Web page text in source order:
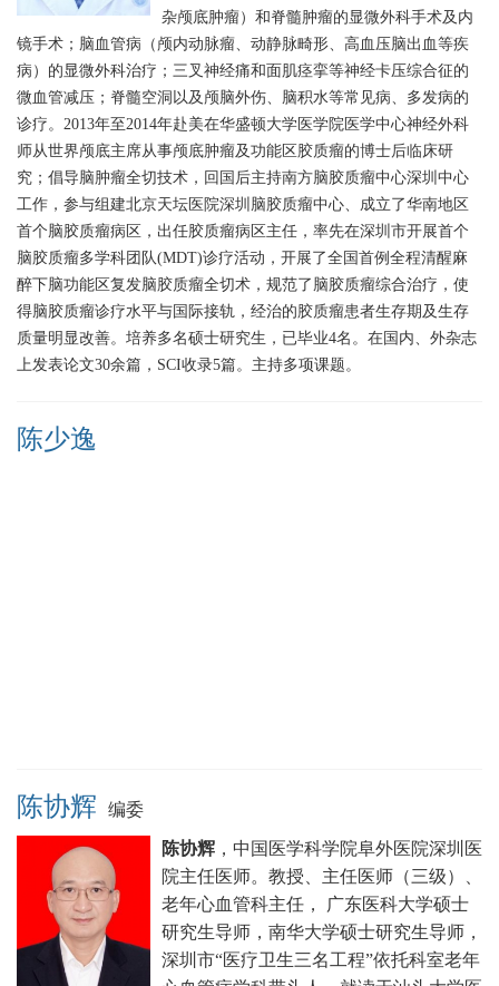
杂颅底肿瘤）和脊髓肿瘤的显微外科手术及内
镜手术；脑血管病（颅内动脉瘤、动静脉畸形、高血压脑出血等疾
病）的显微外科治疗；三叉神经痛和面肌痉挛等神经卡压综合征的
微血管减压；脊髓空洞以及颅脑外伤、脑积水等常见病、多发病的
诊疗。2013年至2014年赴美在华盛顿大学医学院医学中心神经外科
师从世界颅底主席从事颅底肿瘤及功能区胶质瘤的博士后临床研
究；倡导脑肿瘤全切技术，回国后主持南方脑胶质瘤中心深圳中心
工作，参与组建北京天坛医院深圳脑胶质瘤中心、成立了华南地区
首个脑胶质瘤病区，出任胶质瘤病区主任，率先在深圳市开展首个
脑胶质瘤多学科团队(MDT)诊疗活动，开展了全国首例全程清醒麻
醉下脑功能区复发脑胶质瘤全切术，规范了脑胶质瘤综合治疗，使
得脑胶质瘤诊疗水平与国际接轨，经治的胶质瘤患者生存期及生存
质量明显改善。培养多名硕士研究生，已毕业4名。在国内、外杂志
上发表论文30余篇，SCI收录5篇。主持多项课题。
陈少逸
陈协辉 编委
陈协辉 ，中国医学科学院阜外医院深圳医
院主任医师。 教授、主任医师（三级）、
老年心血管科主任， 广东医科大学硕士
研究生导师，南华大学硕士研究生导师，
深圳市“医疗卫生三名工程”依托科室老年